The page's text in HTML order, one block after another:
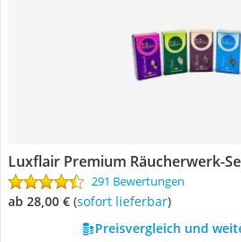
Luxflair Premium Räucherwerk-
291 Bewertungen
ab 28,00 € ( Sofort lieferbar)
Preisvergleich und